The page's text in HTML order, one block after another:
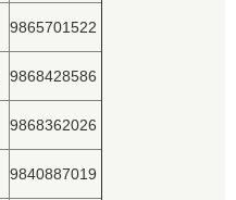
9865701522
9868428586
9868362026
9840887019